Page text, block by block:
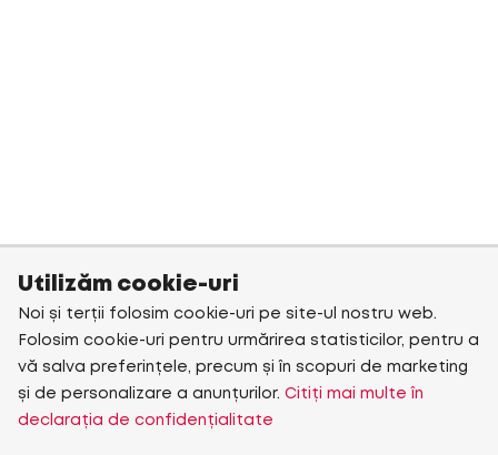
Utilizăm cookie-uri
Noi și terții folosim cookie-uri pe site-ul nostru web.
Folosim cookie-uri pentru urmărirea statisticilor, pentru a
vă salva preferințele, precum și în scopuri de marketing
și de personalizare a anunțurilor. Citiți mai multe în
declarația de confidențialitate